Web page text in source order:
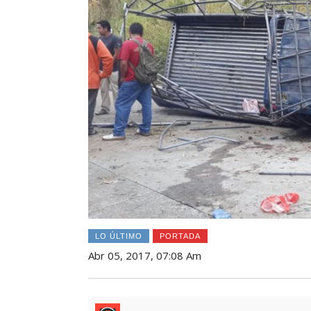
LO ÚLTIMO PORTADA
Abr 05, 2017, 07:08 Am